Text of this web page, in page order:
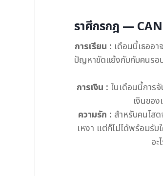
ราศีกรกฎ —
การเรียน : เดือนนี้เธออ
ปัญหาขัดแย้งกับกับคนรอ
การเงิน : ในเดือนนี้การ
เงินขอ
ความรัก : สำหรับคนโส
เหงา แต่ก็ไม่ได้พร้อมรับ
อ